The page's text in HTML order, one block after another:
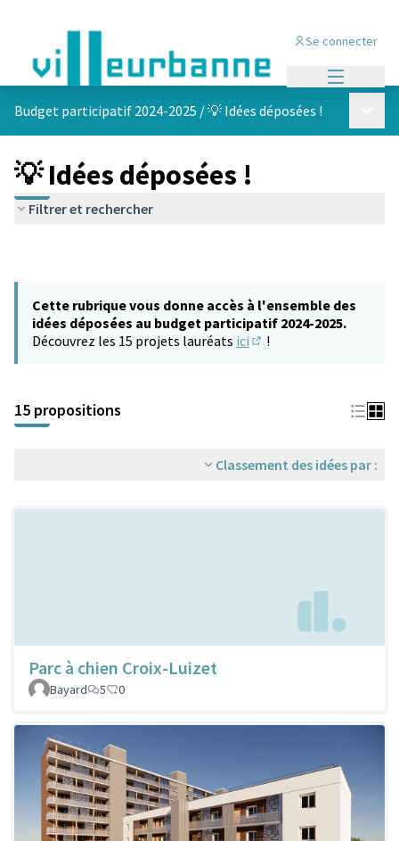
Se connecter
Budget participatif 2024-2025 /💡 Idées déposées !
💡 Idées déposées !
Filtrer et rechercher
Cette rubrique vous donne accès à l'ensemble des
idées déposées au budget participatif 2024-2025.
Découvrez les 15 projets lauréats ici !
15 propositions
Classement des idées par :
Parc à chien Croix-Luizet
Bayard 5 0